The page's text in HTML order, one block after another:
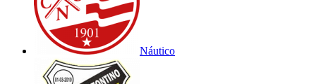
Náutico